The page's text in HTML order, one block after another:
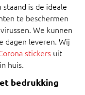
staand is de ideale
te beschermen
We kunnen
dagen leveren. Wij
stickers uit
huis.
bedrukking